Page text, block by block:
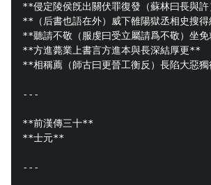
**侵定陵侯旣出關伏罪復發（蘇林曰長與
**（后書也語在外）威下雒陽獄丞相史搜
**聽請不敬（服虔曰受立屬請爲不敬）坐
**方進薨業上書言方進本與長深結厚更**
**相稱薦（師古曰更晉工衡反）長陷大惡
---
**前漢傳三十**
**士元**
---